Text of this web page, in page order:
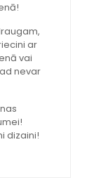
ar
vai
nevar
dizaini!